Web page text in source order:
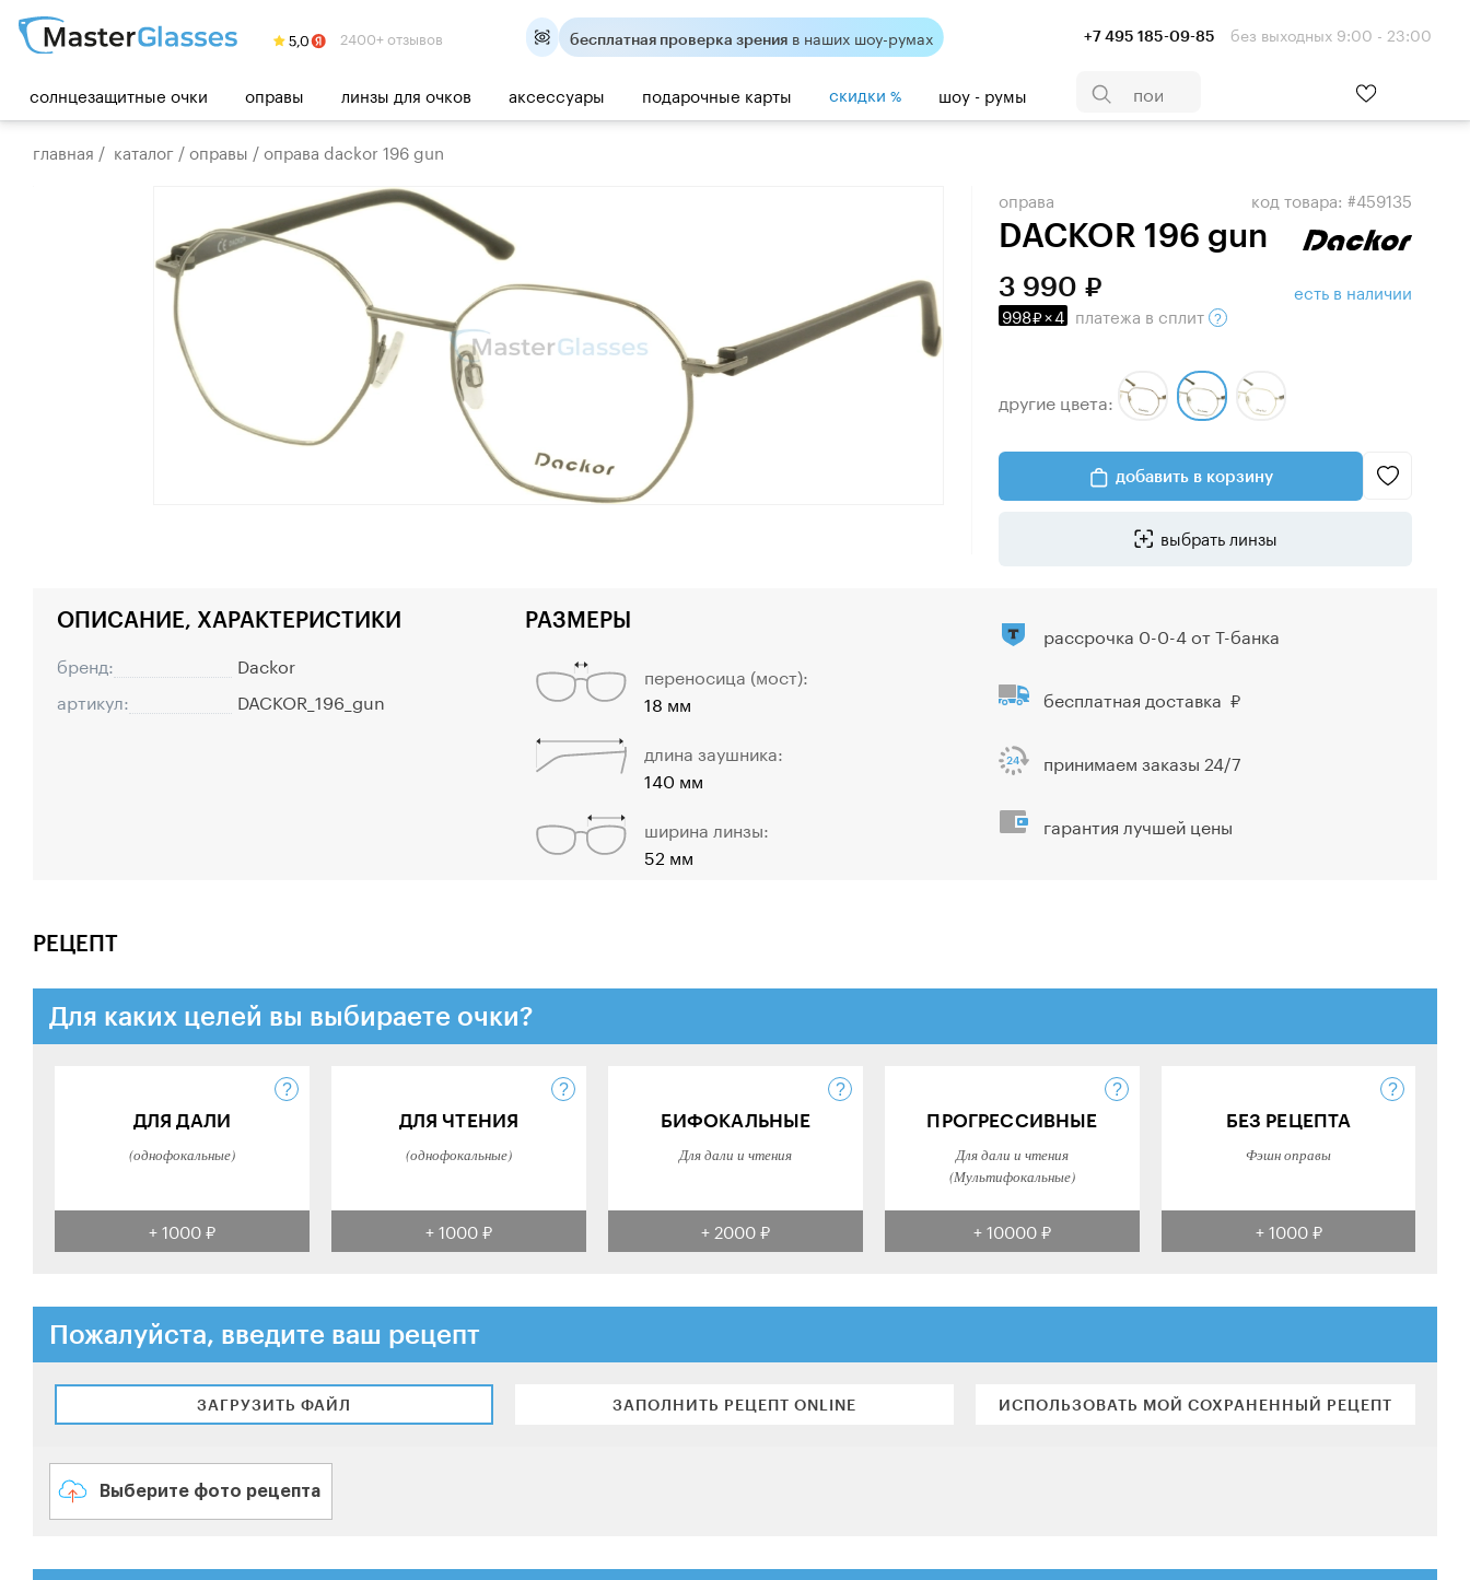
2400+ отзывов +7 495 185-09-85 без выходных 9:00 - 23:00
бесплатная проверка зрения в наших шоу-румах
солнцезащитные очки оправы линзы для очков аксессуары подарочные карты скидки % шоу - румы
главная / каталог /оправы /оправа dackor 196 gun
оправа
DACKOR 196 gun
код товара: #459135
3 990
998 ×4 платежа в сплит
есть в наличии
другие цвета:
добавить в корзину
выбрать линзы
ОПИСАНИЕ, ХАРАКТЕРИСТИКИ
бренд:
Dackor
артикул:
DACKOR_196_gun
РАЗМЕРЫ
переносица (мост):
18 мм
длина заушника:
140 мм
ширина линзы:
52 мм
рассрочка 0-0-4 от Т-банка
бесплатная доставка
принимаем заказы 24/7
гарантия лучшей цены
РЕЦЕПТ
Для каких целей вы выбираете очки?
ДЛЯ ДАЛИ
(однофокальные)
+ 1000 ₽
ДЛЯ ЧТЕНИЯ
(однофокальные)
+ 1000 ₽
БИФОКАЛЬНЫЕ
Для дали и чтения
+ 2000 ₽
ПРОГРЕССИВНЫЕ
Для дали и чтения
(Мультифокальные)
+ 10000 ₽
БЕЗ РЕЦЕПТА
Фэшн оправы
+ 1000 ₽
Пожалуйста, введите ваш рецепт
ЗАГРУЗИТЬ ФАЙЛ ЗАПОЛНИТЬ РЕЦЕПТ ONLINE ИСПОЛЬЗОВАТЬ МОЙ СОХРАНЕННЫЙ РЕЦЕПТ
Выберите фото рецепта